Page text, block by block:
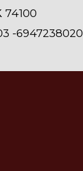
74100
-6947238020